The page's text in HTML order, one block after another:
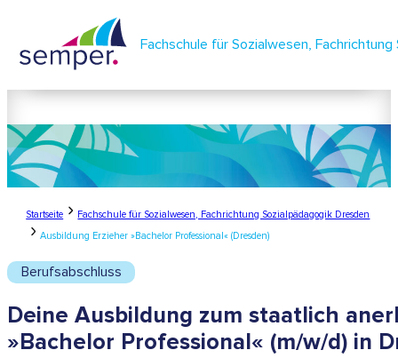
Fachschule für Sozialwesen,
lernen.leben. semper.
Startseite
Fachschule für Sozialwesen, Fachrichtung Sozialpädagogik Dresden
Ausbildung Erzieher »Bachelor Professional« (Dresden)
Berufsabschluss
Deine Ausbildung zum staatlich
»Bachelor Professional« (m/w/d) in